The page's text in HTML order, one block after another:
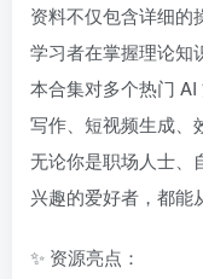
资料不仅包含详细的
学习者在掌握理论知
本合集对多个热门
写作、短视频生成、
无论你是职场人士、
兴趣的爱好者，都能
✨ 资源亮点：